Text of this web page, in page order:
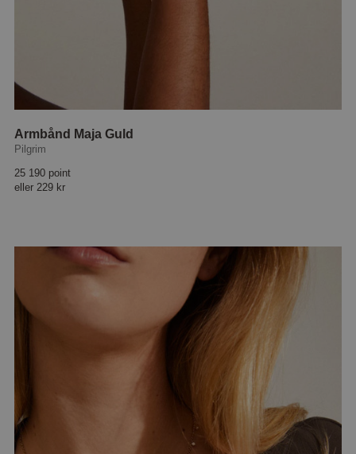
Armbånd Maja Guld
Pilgrim
25 190 point
eller 229 kr